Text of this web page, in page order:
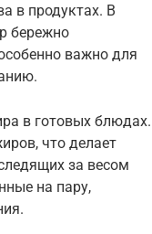
в продуктах. В
бережно
важно для
в готовых блюдах.
что делает
за весом
на пару,